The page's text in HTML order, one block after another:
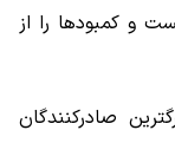
و کمبودها را از
صادرکنندگان